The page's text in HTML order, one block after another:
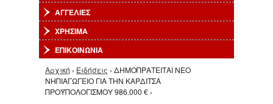
ΑΓΓΕΛΙΕΣ
ΧΡΗΣΙΜΑ
ΕΠΙΚΟΙΝΩΝΙΑ
Είστε εδώ
Αρχική › Ειδήσεις › ΔΗΜΟΠΡΑΤΕΙΤΑΙ ΝΕΟ
ΝΗΠΙΑΓΩΓΕΙΟ ΓΙΑ ΤΗΝ ΚΑΡΔΙΤΣΑ
ΠΡΟΫΠΟΛΟΓΙΣΜΟΥ 986.000 € ›